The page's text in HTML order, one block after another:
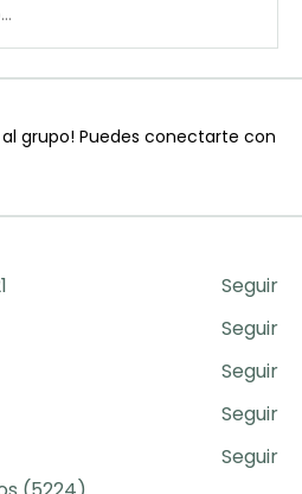
grupo! Puedes conectarte con
Seguir
Seguir
Seguir
Seguir
Seguir